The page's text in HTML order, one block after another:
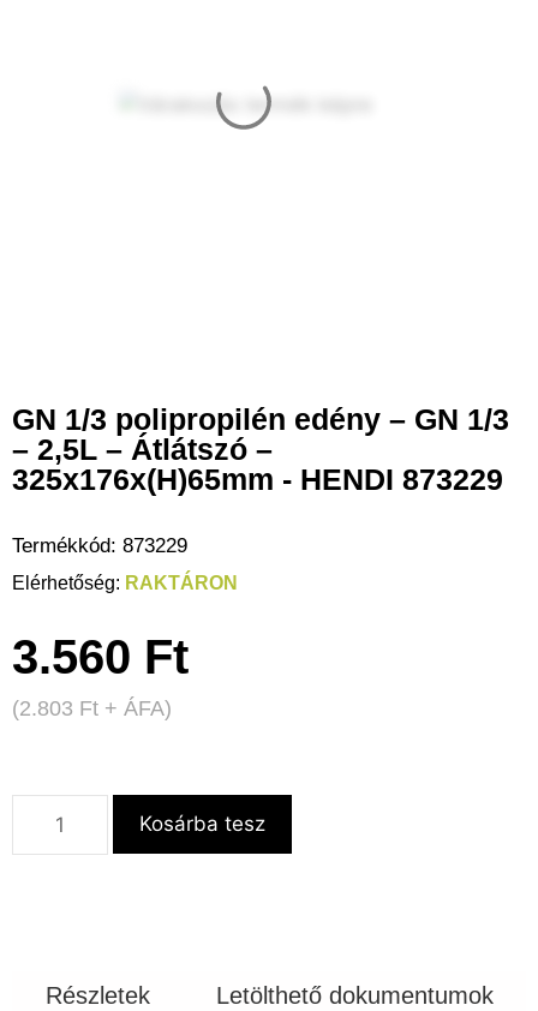
GN 1/3 polipropilén edény – GN 1/3
– 2,5L – Átlátszó –
325x176x(H)65mm - HENDI 873229
Termékkód: 873229
RAKTÁRON
3.560 Ft
(2.803 Ft + ÁFA)
Kosárba tesz
Részletek
Letölthető dokumentumok